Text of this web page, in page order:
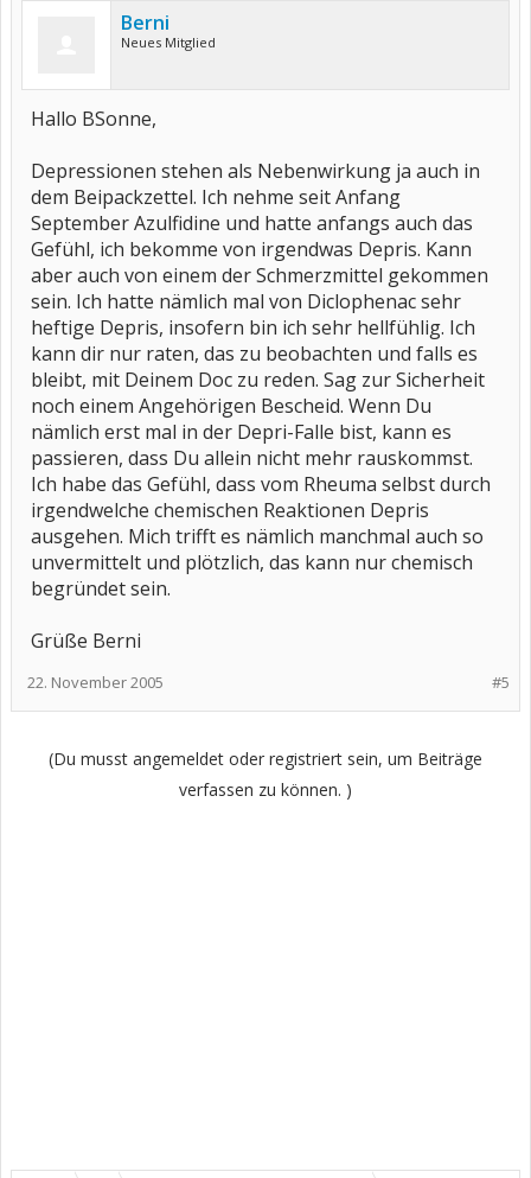
Berni
Neues Mitglied
Hallo BSonne,
Depressionen stehen als Nebenwirkung ja auch in
dem Beipackzettel. Ich nehme seit Anfang
September Azulfidine und hatte anfangs auch das
Gefühl, ich bekomme von irgendwas Depris. Kann
aber auch von einem der Schmerzmittel gekommen
sein. Ich hatte nämlich mal von Diclophenac sehr
heftige Depris, insofern bin ich sehr hellfühlig. Ich
kann dir nur raten, das zu beobachten und falls es
bleibt, mit Deinem Doc zu reden. Sag zur Sicherheit
noch einem Angehörigen Bescheid. Wenn Du
nämlich erst mal in der Depri-Falle bist, kann es
passieren, dass Du allein nicht mehr rauskommst.
Ich habe das Gefühl, dass vom Rheuma selbst durch
irgendwelche chemischen Reaktionen Depris
ausgehen. Mich trifft es nämlich manchmal auch so
unvermittelt und plötzlich, das kann nur chemisch
begründet sein.
Grüße Berni
#5
22. November 2005
(Du musst angemeldet oder registriert sein, um Beiträge
verfassen zu können. )